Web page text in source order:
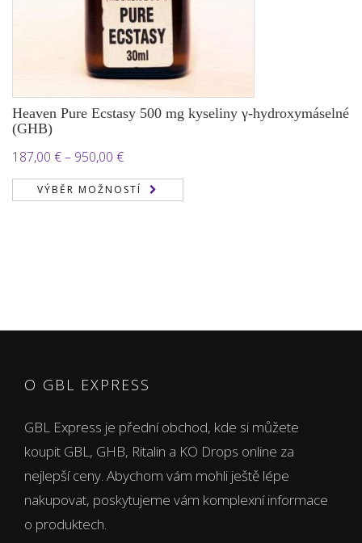
Heaven Pure Ecstasy 500 mg kyseliny γ-hydroxymáselné
(GHB)
187,00 €– 950,00 €Rozpětí
cen:
187,00 €
VÝBĚR MOŽNOSTÍ
O GBL EXPRESS
GBL Express je přední obchod, kde si můžete
koupit GBL, GHB, Ritalin a KO Drops online za
nejlepší ceny. Abychom vám mohli ještě lépe
nakupovat, poskytujeme vám komplexní informace
o produktech.